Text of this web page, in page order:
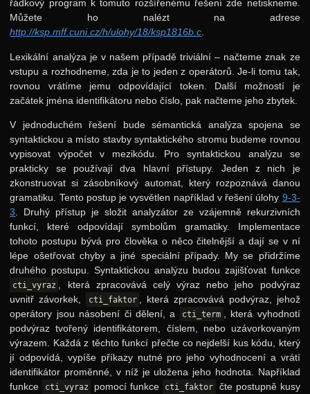
řádkový program k tomuto rozšířenému řešení zde netiskneme.
Můžete ho nalézt na adrese
http://ksp.mff.cuni.cz/h/ulohy/18/ksp1816b.c.
Lexikální analýza je v našem případě triviální – načteme znak ze
vstupu a rozhodneme, zda je to jeden z operátorů. Je-li tomu tak,
rovnou vrátíme jemu odpovídající token. Další možností je
začátek jména identifikátoru nebo číslo, pak načteme jeho zbytek.
V jednoduchém řešení bude sémantická analýza spojena se
syntaktickou a místo stavby syntaktického stromu budeme rovnou
vypisovat výpočet v mezikódu. Pro syntaktickou analýzu se
prakticky se používají dva hlavní přístupy. Jeden z nich je
zkonstruovat si zásobníkový automat, který rozpoznává danou
gramatiku. Tento postup je vysvětlen například v řešení úlohy 9-3-
3 . Druhý přístup je složit analyzátor ze vzájemně rekurzivních
funkcí, které odpovídají symbolům gramatiky. Implementace
tohoto postupu bývá pro člověka o něco čitelnější a dají se v ní
lépe ošetřovat chyby a jiné speciální případy. My se přidržíme
druhého postupu. Syntaktickou analýzu budou zajišťovat funkce
cti_vyraz
, která zpracovává celý výraz nebo jeho podvýraz
uvnitř závorkek,
cti_faktor
, která zpracovává podvýraz, jehož
operátory jsou násobení či dělení, a
cti_term
, která vyhodnotí
podvýraz tvořený identifikátorem, číslem, nebo uzávorkovaným
výrazem. Každá z těchto funkcí přečte co nejdelší kus kódu, který
jí odpovídá, vypíše příkazy nutné pro jeho vyhodnocení a vrátí
identifikátor proměnné, v níž je uložena jeho hodnota. Například
funkce
cti_vyraz pomocí funkce cti_faktor
čte postupně kusy